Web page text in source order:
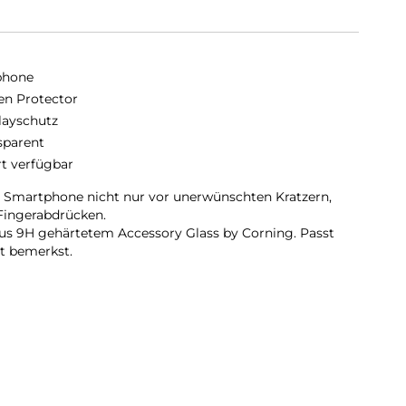
Protector
verfügbar
nicht nur vor unerwünschten Kratzern,
9H gehärtetem Accessory Glass by Corning. Passt
bemerkst.